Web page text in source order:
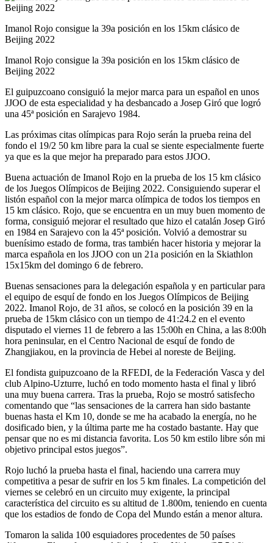
Imanol Rojo consigue la 39a posición en los 15km clásico de
Beijing 2022
Imanol Rojo consigue la 39a posición en los 15km clásico de
Beijing 2022
El guipuzcoano consiguió la mejor marca para un español en unos
JJOO de esta especialidad y ha desbancado a Josep Giró que logró
una 45ª posición en Sarajevo 1984.
Las próximas citas olímpicas para Rojo serán la prueba reina del
fondo el 19/2 50 km libre para la cual se siente especialmente fuerte
ya que es la que mejor ha preparado para estos JJOO.
Buena actuación de Imanol Rojo en la prueba de los 15 km clásico
de los Juegos Olímpicos de Beijing 2022. Consiguiendo superar el
listón español con la mejor marca olímpica de todos los tiempos en
15 km clásico. Rojo, que se encuentra en un muy buen momento de
forma, consiguió mejorar el resultado que hizo el catalán Josep Giró
en 1984 en Sarajevo con la 45ª posición. Volvió a demostrar su
buenísimo estado de forma, tras también hacer historia y mejorar la
marca española en los JJOO con un 21a posición en la Skiathlon
15x15km del domingo 6 de febrero.
Buenas sensaciones para la delegación española y en particular para
el equipo de esquí de fondo en los Juegos Olímpicos de Beijing
2022. Imanol Rojo, de 31 años, se colocó en la posición 39 en la
prueba de 15km clásico con un tiempo de 41:24.2 en el evento
disputado el viernes 11 de febrero a las 15:00h en China, a las 8:00h
hora peninsular, en el Centro Nacional de esquí de fondo de
Zhangjiakou, en la provincia de Hebei al noreste de Beijing.
El fondista guipuzcoano de la RFEDI, de la Federación Vasca y del
club Alpino-Uzturre, luchó en todo momento hasta el final y libró
una muy buena carrera. Tras la prueba, Rojo se mostró satisfecho
comentando que “las sensaciones de la carrera han sido bastante
buenas hasta el Km 10, donde se me ha acabado la energía, no he
dosificado bien, y la última parte me ha costado bastante. Hay que
pensar que no es mi distancia favorita. Los 50 km estilo libre són mi
objetivo principal estos juegos”.
Rojo luchó la prueba hasta el final, haciendo una carrera muy
competitiva a pesar de sufrir en los 5 km finales. La competición del
viernes se celebró en un circuito muy exigente, la principal
característica del circuito es su altitud de 1.800m, teniendo en cuenta
que los estadios de fondo de Copa del Mundo están a menor altura.
Tomaron la salida 100 esquiadores procedentes de 50 países